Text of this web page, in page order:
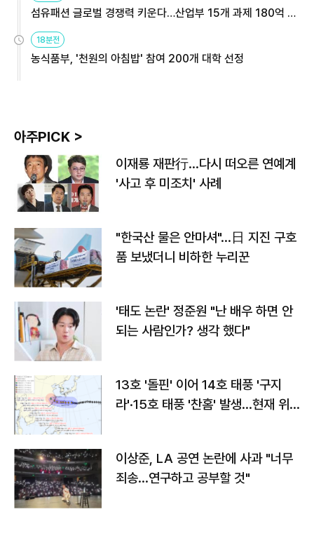
섬유패션 글로벌 경쟁력 키운다…산업부 15개 과제 180억 지
원
18분전
농식품부, '천원의 아침밥' 참여 200개 대학 선정
아주PICK >
이재룡 재판行…다시 떠오른 연예계
'사고 후 미조치' 사례
"한국산 물은 안마셔"…日 지진 구호
품 보냈더니 비하한 누리꾼
'태도 논란' 정준원 "난 배우 하면 안
되는 사람인가? 생각 했다"
13호 '돌핀' 이어 14호 태풍 '구지
라'·15호 태풍 '찬홈' 발생…현재 위
이상준, LA 공연 논란에 사과 "너무
죄송…연구하고 공부할 것"